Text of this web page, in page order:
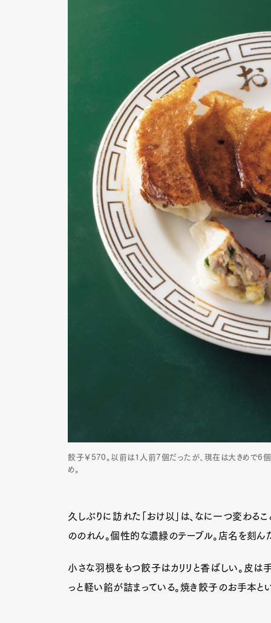
餃子￥570。以前は1人前7個だったが、現在は大きめで6個
め。
久しぶりに訪れた「おけ以」は、なに一つ変わる
ののれん。個性的な濃緑のテーブル。店名を刻ん
小さな羽根をもつ餃子はカリリと香ばしい。皮は
っと軽い餡が詰まっている。焼き餃子のお手本と